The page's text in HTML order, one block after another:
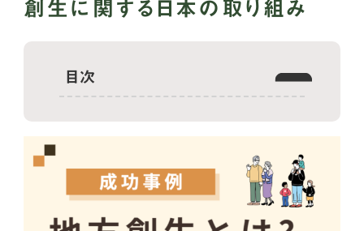
創生に関する日本の取り組み
目次
日本の地方での課題と対策
人口減少・高齢化
地域経済の衰退